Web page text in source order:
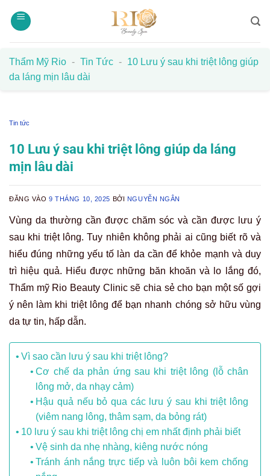
qua
Thẩm Mỹ Rio - Tin Tức - 10 Lưu ý sau khi triệt lông giúp
da láng mịn lâu dài
Tin tức
10 Lưu ý sau khi triệt lông giúp da láng
mịn lâu dài
ĐĂNG VÀO9 THÁNG 10, 2025 BỞI NGUYỄN NGÂN
Vùng da thường cần được chăm sóc và cần được lưu ý
sau khi triệt lông. Tuy nhiên không phải ai cũng biết rõ và
hiểu đúng những yếu tố làn da cần để khỏe mạnh và duy
trì hiệu quả. Hiểu được những băn khoăn và lo lắng đó,
Thẩm mỹ Rio Beauty Clinic sẽ chia sẻ cho bạn một số gợi
ý nên làm khi triệt lông để bạn nhanh chóng sở hữu vùng
da tự tin, hấp dẫn.
Vì sao cần lưu ý sau khi triệt lông?
Cơ chế da phản ứng sau khi triệt lông (lỗ chân
lông mở, da nhạy cảm)
Hậu quả nếu bỏ qua các lưu ý sau khi triệt lông
(viêm nang lông, thâm sạm, da bỏng rát)
10 lưu ý sau khi triệt lông chị em nhất định phải biết
Vệ sinh da nhẹ nhàng, kiêng nước nóng
Tránh ánh nắng trực tiếp và luôn bôi kem chống